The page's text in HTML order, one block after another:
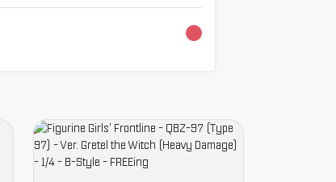
Chargement...